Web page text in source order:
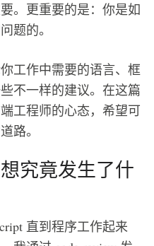
。更重要的是：你是如
题的。
工作中需要的语言、框
不一样的建议。在这篇
工程师的心态，希望可
路。
究竟发生了什
直到程序工作起来